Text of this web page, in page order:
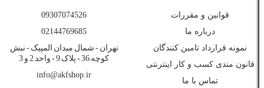
قوانین و مقررات
درباره ما
نمونه قرارداد تامین کنندگان
قانون مندی کسب و کار اینترنتی
تماس با ما
09307074526
02144769685
تهران - شمال میدان المپیک - نبش
کوچه 36 - پلاک 9 - واحد 2 و 3
info@akfshop.ir